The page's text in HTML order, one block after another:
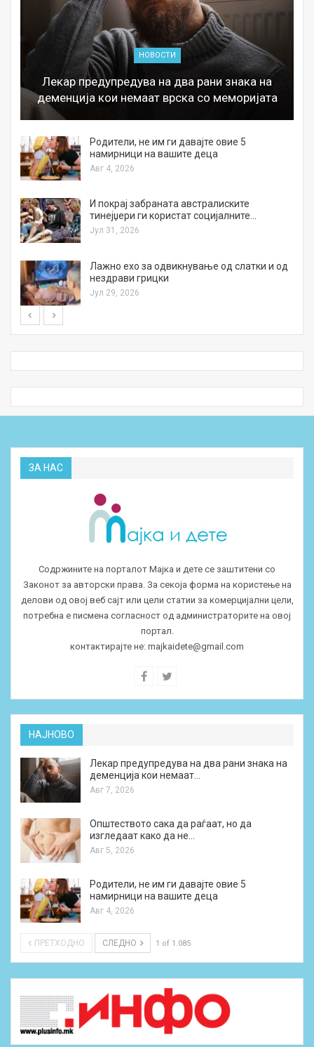
НОВОСТИ
Лекар предупредува на два рани знака на
деменција кои немаат врска со меморијата
Родители, не им ги давајте овие 5
намирници на вашите деца
Авг 4, 2026
И покрај забраната австралиските
тинејџери ги користат социјалните…
Јул 31, 2026
Лажно ехо за одвикнување од слатки и од
нездрави грицки
Јул 29, 2026
ЗА НАС
Содржините на порталот Мајка и дете се заштитени со
Законот за авторски права. За секоја форма на користење на
делови од овој веб сајт или цели статии за комерцијални цели,
потребна е писмена согласност од администраторите на овој
портал.
контактирајте не: majkaidete@gmail.com
НАЈНОВО
Лекар предупредува на два рани знака на
деменција кои немаат…
Авг 7, 2026
Општеството сака да раѓаат, но да
изгледаат како да не…
Авг 5, 2026
Родители, не им ги давајте овие 5
намирници на вашите деца
Авг 4, 2026
ПРЕТХОДНО СЛЕДНО 1 of 1.085